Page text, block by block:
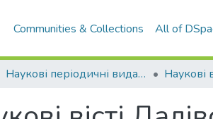
Communities & Collections All of
Наукові періодичні видання СНУ ім. В. Даля